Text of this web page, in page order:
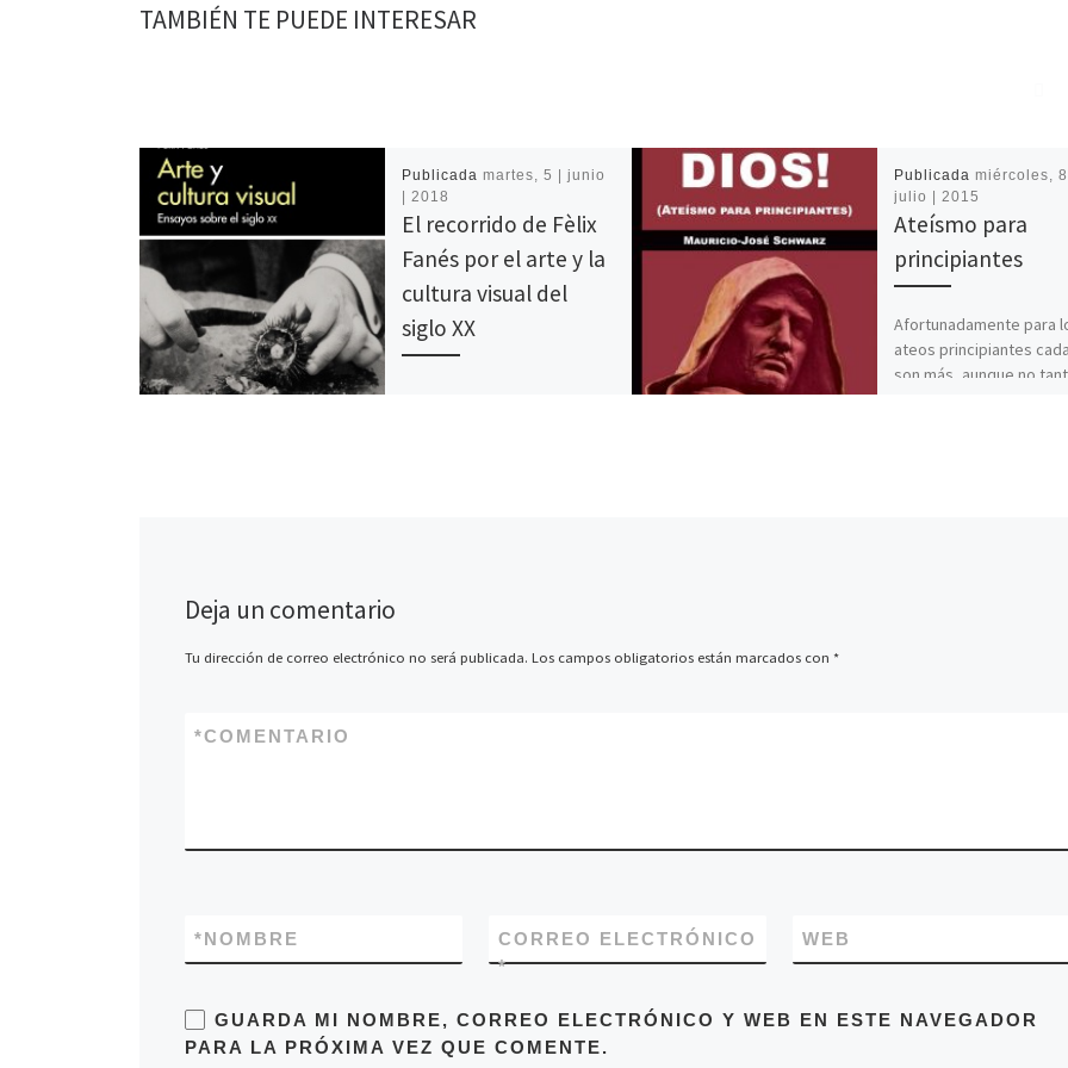
TAMBIÉN TE PUEDE INTERESAR
Publicadamartes, 5 | junio
| 2018
El recorrido de Fèlix
Fanés por el arte y la
cultura visual del
siglo XX
Publicada miércoles, 8 |
julio | 2015
Ateísmo para
principiantes
Afortunadamente para
ateos principiantes
son más, aunque no
Deja un comentario
Tu dirección de correo electrónico no será publicada. Los campos obligatorios están marcados con *
COMENTARIO
*
NOMBRE
*
CORREO ELECTRÓNICO
*
WEB
GUARDA MI NOMBRE, CORREO ELECTRÓNICO Y WEB EN ESTE NAVEGADOR
PARA LA PRÓXIMA VEZ QUE COMENTE.